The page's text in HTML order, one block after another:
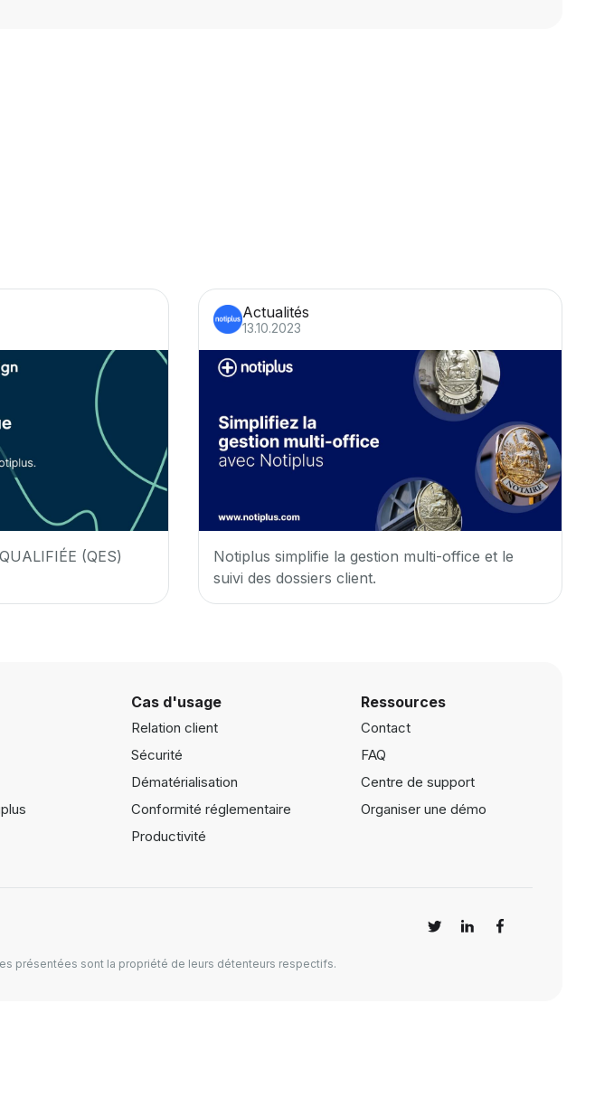
(QES)
Actualités
13.10.2023
Notiplus simplifie la gestion multi-office et le
suivi des dossiers client.
Cas d'usage
Relation client
Sécurité
Dématérialisation
Conformité réglementaire
Productivité
Ressources
Contact
FAQ
Centre de support
Organiser une démo
présentées sont la propriété de leurs détenteurs respectifs.
la conformité avec les réglementations. Personnalisez vos préférences pour